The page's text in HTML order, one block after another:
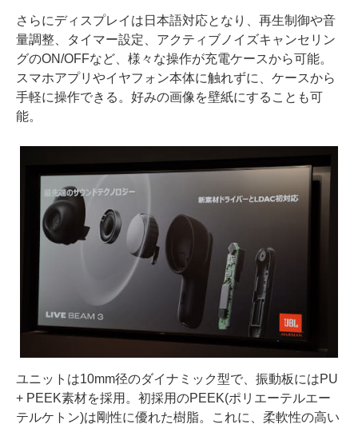
さらにディスプレイは日本語対応となり、再生制御や音
量調整、タイマー設定、アクティブノイズキャンセリン
グのON/OFFなど、様々な操作が充電ケースから可能。
スマホアプリやイヤフォン本体に触れずに、ケースから
手軽に操作できる。好みの画像を壁紙にすることも可
能。
ユニットは10mm径のダイナミック型で、振動板にはPU
+ PEEK素材を採用。初採用のPEEK(ポリエーテルエー
テルケトン)は剛性に優れた樹脂。これに、柔軟性の高い